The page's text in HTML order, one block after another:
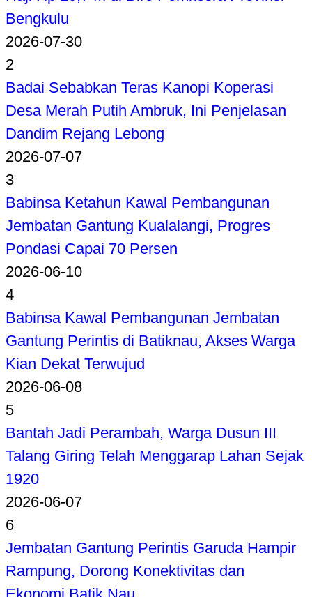
Bengkulu
2026-07-30
2
Badai Sebabkan Teras Kanopi Koperasi
Desa Merah Putih Ambruk, Ini Penjelasan
Dandim Rejang Lebong
2026-07-07
3
Babinsa Ketahun Kawal Pembangunan
Jembatan Gantung Kualalangi, Progres
Pondasi Capai 70 Persen
2026-06-10
4
Babinsa Kawal Pembangunan Jembatan
Gantung Perintis di Batiknau, Akses Warga
Kian Dekat Terwujud
2026-06-08
5
Bantah Jadi Perambah, Warga Dusun III
Talang Giring Telah Menggarap Lahan Sejak
1920
2026-06-07
6
Jembatan Gantung Perintis Garuda Hampir
Rampung, Dorong Konektivitas dan